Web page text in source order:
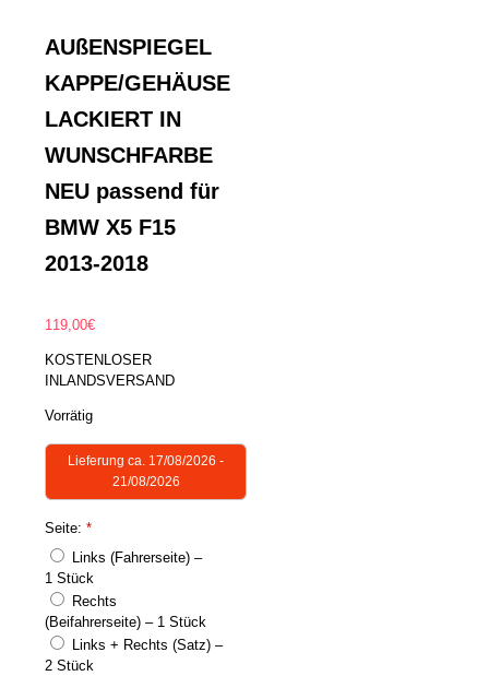
AUßENSPIEGEL
KAPPE/GEHÄUSE
LACKIERT IN
WUNSCHFARBE
NEU passend für
BMW X5 F15
2013-2018
119,00€
KOSTENLOSER
INLANDSVERSAND
Vorrätig
Lieferung ca. 17/08/2026 -
21/08/2026
Seite: *
Links (Fahrerseite) –
1 Stück
Rechts
(Beifahrerseite) – 1 Stück
Links + Rechts (Satz) –
2 Stück